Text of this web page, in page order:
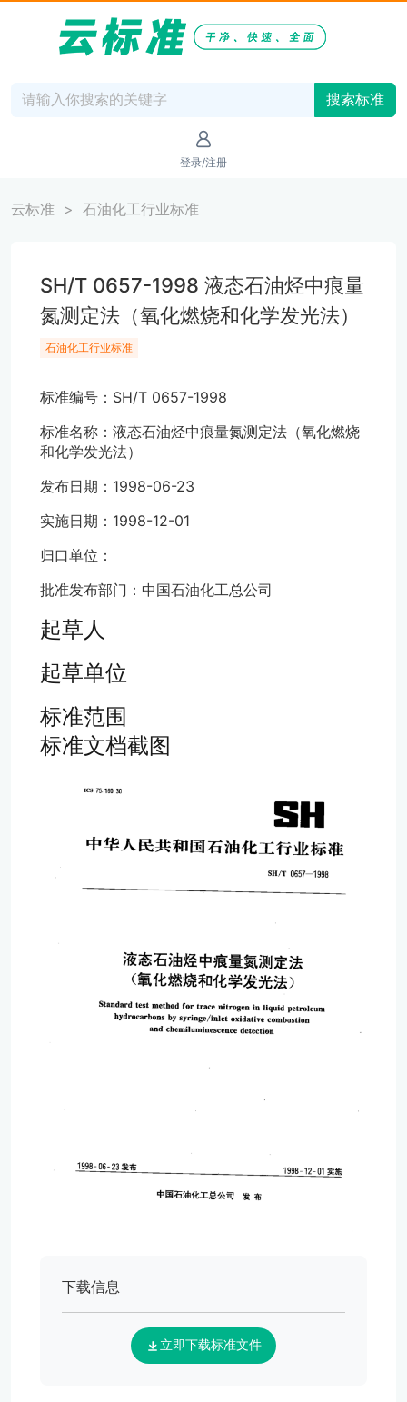
搜索标准
登录/注册
云标准 石油化工行业标准
SH/T 0657-1998 液态石油烃中痕量
氮测定法（氧化燃烧和化学发光法）
石油化工行业标准
标准编号：SH/T 0657-1998
标准名称：液态石油烃中痕量氮测定法（氧化燃烧
和化学发光法）
发布日期：1998-06-23
实施日期：1998-12-01
归口单位：
批准发布部门：中国石油化工总公司
起草人
起草单位
标准范围
标准文档截图
下载信息
立即下载标准文件